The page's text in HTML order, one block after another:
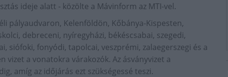
ideje alatt - közölte a Mávinform az MTI-vel.
pályaudvaron, Kelenföldön, Kőbánya-Kispesten,
debreceni, nyíregyházi, békéscsabai, szegedi,
siófoki, fonyódi, tapolcai, veszprémi, zalaegerszegi és a
a vonatokra várakozók. Az ásványvizet a
amíg az időjárás ezt szükségessé teszi.